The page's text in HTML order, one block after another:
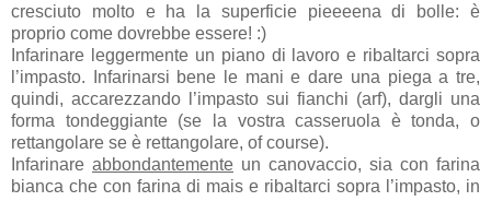
cresciuto molto e ha la superficie pieeeena di bolle: è
proprio come dovrebbe essere! :)
Infarinare leggermente un piano di lavoro e ribaltarci sopra
l’impasto. Infarinarsi bene le mani e dare una piega a tre,
quindi, accarezzando l’impasto sui fianchi (arf), dargli una
forma tondeggiante (se la vostra casseruola è tonda, o
rettangolare se è rettangolare, of course).
Infarinare abbondantemente un canovaccio, sia con farina
bianca che con farina di mais e ribaltarci sopra l’impasto, in